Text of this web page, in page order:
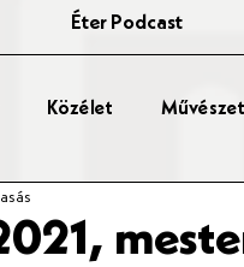
Éter Podcast
Közélet